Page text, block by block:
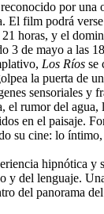
por una
El film podrá
horas, y el
3 de mayo a las
Los Ríos se
la puerta de
sensoriales y
el rumor del agua,
en el paisaje.
su cine: lo
hipnótica y
y del lenguaje.
del panorama